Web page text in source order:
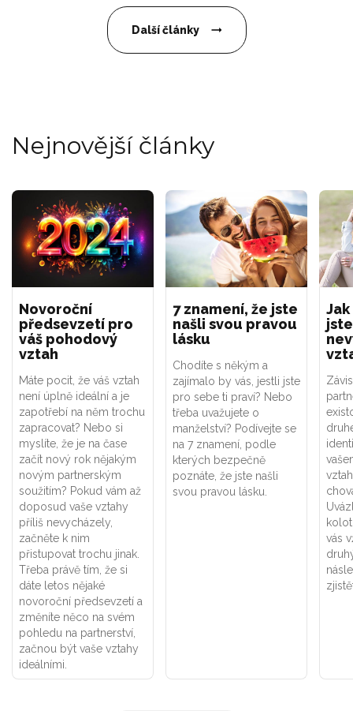
Další články
Nejnovější články
Novoroční
předsevzetí pro
váš pohodový
vztah
Máte pocit, že váš vztah
není úplně ideální a je
zapotřebí na něm trochu
zapracovat? Nebo si
myslíte, že je na čase
začít nový rok nějakým
novým partnerským
soužitím? Pokud vám až
doposud vaše vztahy
příliš nevycházely,
začněte k nim
přistupovat trochu jinak.
Třeba právě tím, že si
dáte letos nějaké
novoroční předsevzetí a
změníte něco na svém
pohledu na partnerství,
začnou být vaše vztahy
ideálními.
7 znamení, že jste
našli svou pravou
lásku
Chodíte s někým a
zajímalo by vás, jestli jste
pro sebe ti praví? Nebo
třeba uvažujete o
manželství? Podívejte se
na 7 znamení, podle
kterých bezpečně
poznáte, že jste našli
svou pravou lásku.
vás